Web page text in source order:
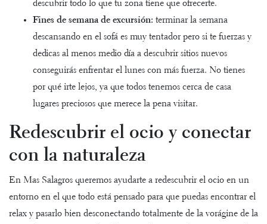
descubrir todo lo que tu zona tiene que ofrecerte.
Fines de semana de excursión: terminar la semana
descansando en el sofá es muy tentador pero si te fuerzas y
dedicas al menos medio día a descubrir sitios nuevos
conseguirás enfrentar el lunes con más fuerza. No tienes
por qué irte lejos, ya que todos tenemos cerca de casa
lugares preciosos que merece la pena visitar.
Redescubrir el ocio y conectar
con la naturaleza
En Mas Salagros queremos ayudarte a redescubrir el ocio en un
entorno en el que todo está pensado para que puedas encontrar el
relax y pasarlo bien desconectando totalmente de la vorágine de la